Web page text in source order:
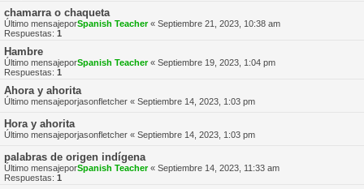
chamarra o chaqueta
Último mensajeporSpanish Teacher« Septiembre 21, 2023, 10:38 am
Respuestas: 1
Hambre
Último mensajeporSpanish Teacher« Septiembre 19, 2023, 1:04 pm
Respuestas: 1
Ahora y ahorita
Último mensajeporjasonfletcher « Septiembre 14, 2023, 1:03 pm
Hora y ahorita
Último mensajeporjasonfletcher « Septiembre 14, 2023, 1:03 pm
palabras de origen indígena
Último mensajeporSpanish Teacher« Septiembre 14, 2023, 11:33 am
Respuestas: 1